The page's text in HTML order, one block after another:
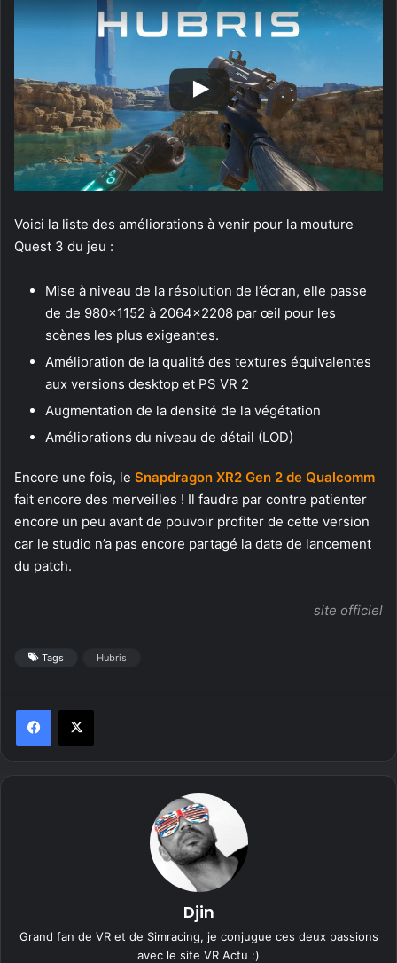
Voici la liste des améliorations à venir pour la mouture
Quest 3 du jeu :
Mise à niveau de la résolution de l’écran, elle passe
de de 980×1152 à 2064×2208 par œil pour les
scènes les plus exigeantes.
Amélioration de la qualité des textures équivalentes
aux versions desktop et PS VR 2
Augmentation de la densité de la végétation
Améliorations du niveau de détail (LOD)
Encore une fois, le Snapdragon XR2 Gen 2 de Qualcomm
fait encore des merveilles ! Il faudra par contre patienter
encore un peu avant de pouvoir profiter de cette version
car le studio n’a pas encore partagé la date de lancement
du patch.
site officiel
Tags Hubris
Djin
Grand fan de VR et de Simracing, je conjugue ces deux passions
avec le site VR Actu :)